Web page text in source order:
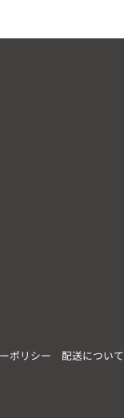
ポリシー 配送について